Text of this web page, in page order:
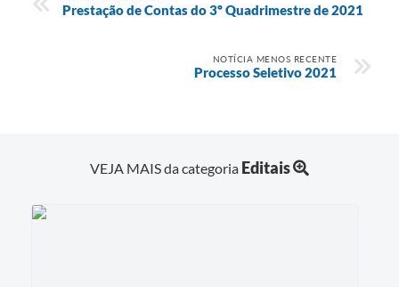
Prestação de Contas do 3º Quadrimestre de 2021
NOTÍCIA MENOS RECENTE
Processo Seletivo 2021
VEJA MAIS da categoria Editais